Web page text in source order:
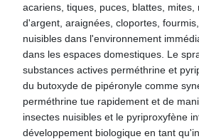
acariens, tiques, puces, blattes, mites,
d'argent, araignées, cloportes,
nuisibles dans l'environnement
dans les espaces domestiques. Le
substances actives perméthrine et
du butoxyde de pipéronyle comme
perméthrine tue rapidement et de
insectes nuisibles et le pyriproxyfène
développement biologique en tant